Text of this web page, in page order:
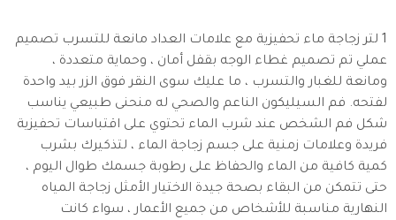
1 لتر زجاجة ماء تحفيزية مع علامات العداد مانعة للتسرب تصميم
عملي تم تصميم غطاء الوجه بقفل أمان ، وحماية متعددة ،
ومانعة للغبار والتسرب ، ما عليك سوى النقر فوق الزر بيد واحدة
لفتحه. فم السيليكون الناعم والصحي له منحنى طبيعي يناسب
شكل فم الشخص عند شرب الماء تحتوي على اقتباسات تحفيزية
فريدة وعلامات زمنية على جسم زجاجة الماء ، لتذكيرك بشرب
كمية كافية من الماء والحفاظ على رطوبة جسمك طوال اليوم ،
حتى تتمكن من البقاء بصحة جيدة الاختيار الأمثل زجاجة المياه
النهارية مناسبة للأشخاص من جميع الأعمار ، سواء كانت